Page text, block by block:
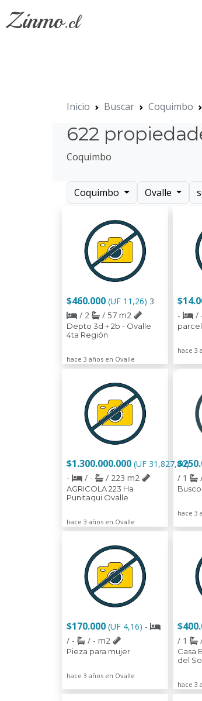
Zinmo.cl
Inicio Buscar Coquimbo
622
Coquimbo
Coquimbo Ovalle
$460.000 (UF 11,26) 3
/ 2
/ 57 m2
Depto 3d + 2b - Ovalle
4ta Región
hace 3 años en Ovalle
-
/
hace 3
$1.300.000.000 (UF 31,827,80)
-
/ - / 223 m2
AGRICOLA 223 Ha
Punitaqui Ovalle
hace 3 años en Ovalle
/ 1
hace 3
$170.000 (UF 4,16) -
/ -
/ - m2
Pieza para mujer
hace 3 años en Ovalle
/ 1
Casa
del
hace 3